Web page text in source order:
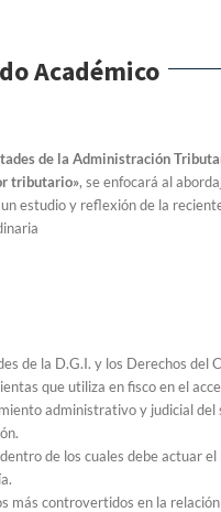
Académico
de la Administración
tributario», se enfocará al
estudio y reflexión de la
de la D.G.I. y los Derechos del
que utiliza en fisco en el
administrativo y judicial
de los cuales debe actuar
más controvertidos en la